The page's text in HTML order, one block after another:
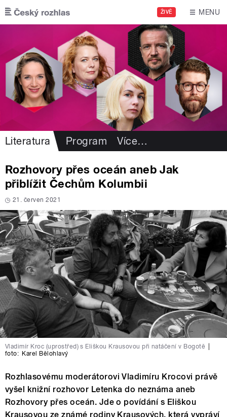
Přejít k hlavnímu obsahu
ŽIVĚ MENU
Literatura Program Více…
Rozhovory přes oceán aneb Jak
přiblížit Čechům Kolumbii
21. červen 2021
Vladimír Kroc (uprostřed) s Eliškou Krausovou při natáčení v Bogotě
foto: Karel Bělohlavý
Rozhlasovému moderátorovi Vladimíru Krocovi právě
vyšel knižní rozhovor Letenka do neznáma aneb
Rozhovory přes oceán. Jde o povídání s Eliškou
Krausovou ze známé rodiny Krausových, která vypráví